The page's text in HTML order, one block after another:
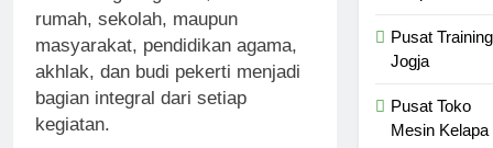
rumah, sekolah, maupun
masyarakat, pendidikan agama,
akhlak, dan budi pekerti menjadi
bagian integral dari setiap
kegiatan.
Pusat
Jogja
Pusat Toko
Mesin Kelapa